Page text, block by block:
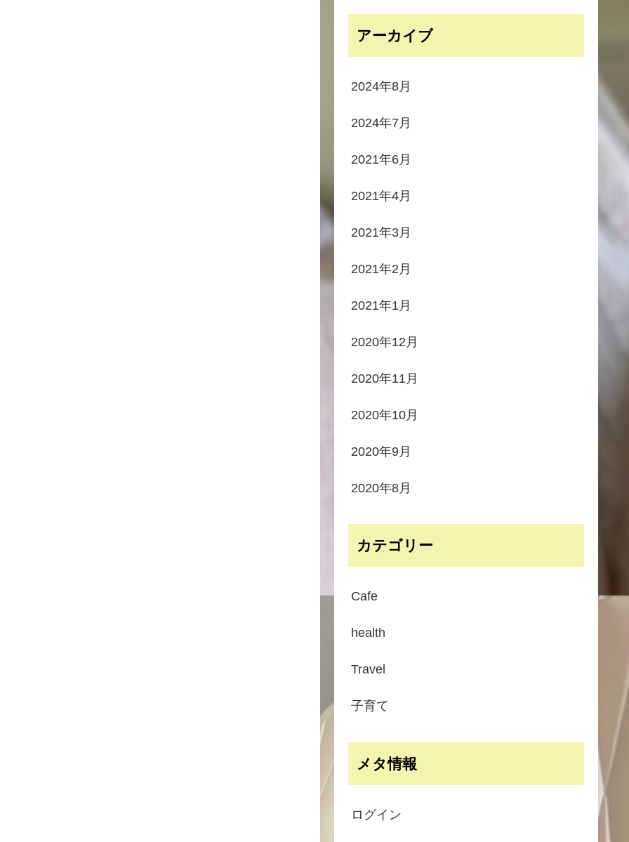
アーカイブ
2024年8月
2024年7月
2021年6月
2021年4月
2021年3月
2021年2月
2021年1月
2020年12月
2020年11月
2020年10月
2020年9月
2020年8月
カテゴリー
Cafe
health
Travel
子育て
メタ情報
ログイン